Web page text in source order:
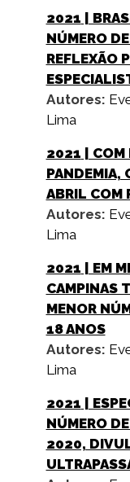
2021 |
NÚMERO
REFLEXÃO
Autores:
Lima
2021 |
PANDEMIA,
ABRIL COM
Autores:
Lima
2021 | EM
CAMPINAS
MENOR
18 ANOS
Autores:
Lima
2021 |
NÚMERO
2020,